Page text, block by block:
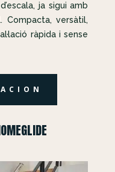
ja sigui amb
versàtil,
ràpida i sense